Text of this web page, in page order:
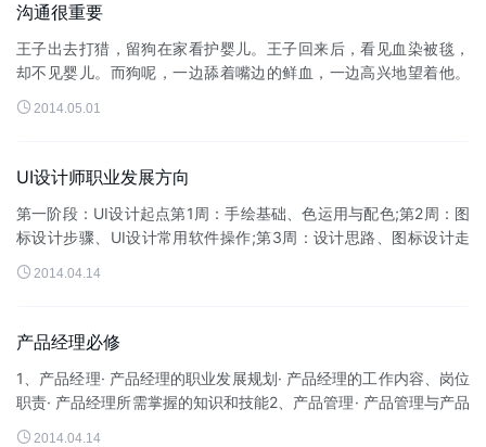
沟通很重要
王子出去打猎，留狗在家看护婴儿。王子回来后，看见血染被毯，
却不见婴儿。而狗呢，一边舔着嘴边的鲜血，一边高兴地望着他。
王子大怒，抽刀刺入狗腹。狗惨叫一声，惊醒了睡熟在血迹斑斑的
毯子下面的婴儿。这时，王子...
 2014.05.01
UI设计师职业发展方向
第一阶段：UI设计起点第1周：手绘基础、色运用与配色;第2周：图
标设计步骤、UI设计常用软件操作;第3周：设计思路、图标设计走
向、开拓创意思维;第4周：手机UI各平台设计规范、界面与图标融
合。第二阶段...
 2014.04.14
产品经理必修
1、产品经理· 产品经理的职业发展规划· 产品经理的工作内容、岗位
职责· 产品经理所需掌握的知识和技能2、产品管理· 产品管理与产品
管理体系&m...
 2014.04.14